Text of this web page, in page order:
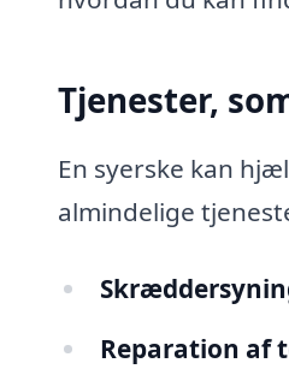
Tjenester,
En syerske kan
almindelige
Reparation af